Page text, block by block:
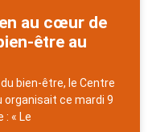
au cœur de
être au
bien-être, le Centre
organisait ce mardi 9
« Le